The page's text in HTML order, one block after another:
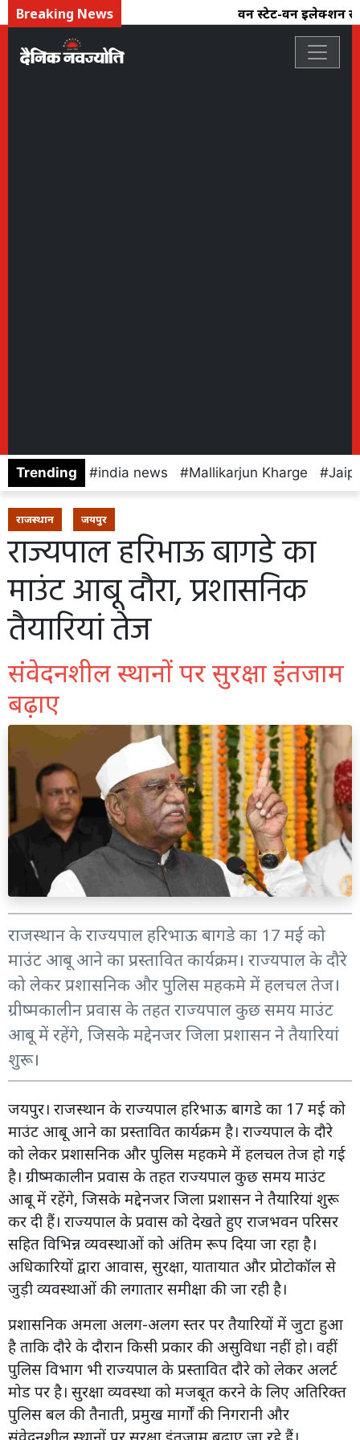
Breaking News वन स्टेट-वन इलेक्शन से
Trending india news Mallikarjun Kharge
राजस्थान जयपुर
राज्यपाल हरिभाऊ बागडे का
माउंट आबू दौरा, प्रशासनिक
तैयारियां तेज
संवेदनशील स्थानों पर सुरक्षा इंतजाम
बढ़ाए
राजस्थान के राज्यपाल हरिभाऊ बागडे का 17 मई को
माउंट आबू आने का प्रस्तावित कार्यक्रम। राज्यपाल के दौरे
को लेकर प्रशासनिक और पुलिस महकमे में हलचल तेज।
ग्रीष्मकालीन प्रवास के तहत राज्यपाल कुछ समय माउंट
आबू में रहेंगे, जिसके मद्देनजर जिला प्रशासन ने तैयारियां
शुरू।
जयपुर। राजस्थान के राज्यपाल हरिभाऊ बागडे का 17 मई को
माउंट आबू आने का प्रस्तावित कार्यक्रम है। राज्यपाल के दौरे
को लेकर प्रशासनिक और पुलिस महकमे में हलचल तेज हो गई
है। ग्रीष्मकालीन प्रवास के तहत राज्यपाल कुछ समय माउंट
आबू में रहेंगे, जिसके मद्देनजर जिला प्रशासन ने तैयारियां शुरू
कर दी हैं। राज्यपाल के प्रवास को देखते हुए राजभवन परिसर
सहित विभिन्न व्यवस्थाओं को अंतिम रूप दिया जा रहा है।
अधिकारियों द्वारा आवास, सुरक्षा, यातायात और प्रोटोकॉल से
जुड़ी व्यवस्थाओं की लगातार समीक्षा की जा रही है।
प्रशासनिक अमला अलग-अलग स्तर पर तैयारियों में जुटा हुआ
है ताकि दौरे के दौरान किसी प्रकार की असुविधा नहीं हो। वहीं
पुलिस विभाग भी राज्यपाल के प्रस्तावित दौरे को लेकर अलर्ट
मोड पर है। सुरक्षा व्यवस्था को मजबूत करने के लिए अतिरिक्त
पुलिस बल की तैनाती, प्रमुख मार्गों की निगरानी और